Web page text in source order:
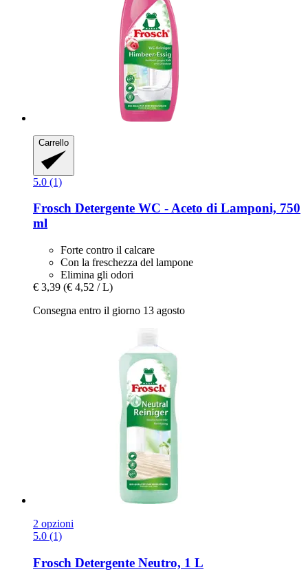
Carrello
5.0 (1)
Frosch Detergente WC -​ Aceto di Lamponi, 750
ml
Forte contro il calcare
Con la freschezza del lampone
Elimina gli odori
€ 3,39 (€ 4,52 / L)
Consegna entro il giorno 13 agosto
2 opzioni
5.0 (1)
Frosch Detergente Neutro, 1 L